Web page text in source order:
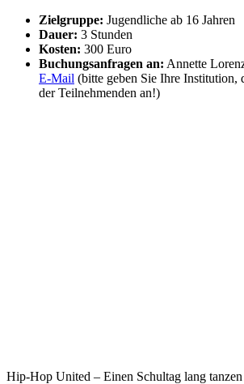
Zielgruppe: Jugendliche ab 16 Jahren
Dauer: 3 Stunden
Kosten: 300 Euro
Buchungsanfragen an: Annette
E-Mail (bitte geben Sie Ihre Institution,
der Teilnehmenden an!)
Hip-Hop United – Einen Schultag lang tanzen